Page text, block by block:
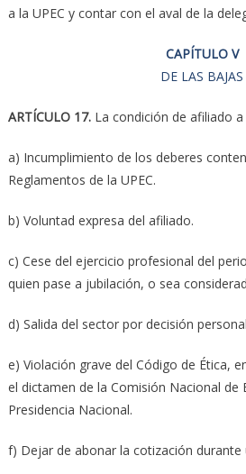
a la UPEC y contar con el aval de la
CAPÍTULO V
DE LAS BAJAS
ARTÍCULO 17.La condición de afiliado a
a) Incumplimiento de los deberes
Reglamentos de la UPEC.
b) Voluntad expresa del afiliado.
c) Cese del ejercicio profesional del
quien pase a jubilación, o sea
d) Salida del sector por decisión
e) Violación grave del Código de Ética,
el dictamen de la Comisión Nacional de
Presidencia Nacional.
f) Dejar de abonar la cotización durante